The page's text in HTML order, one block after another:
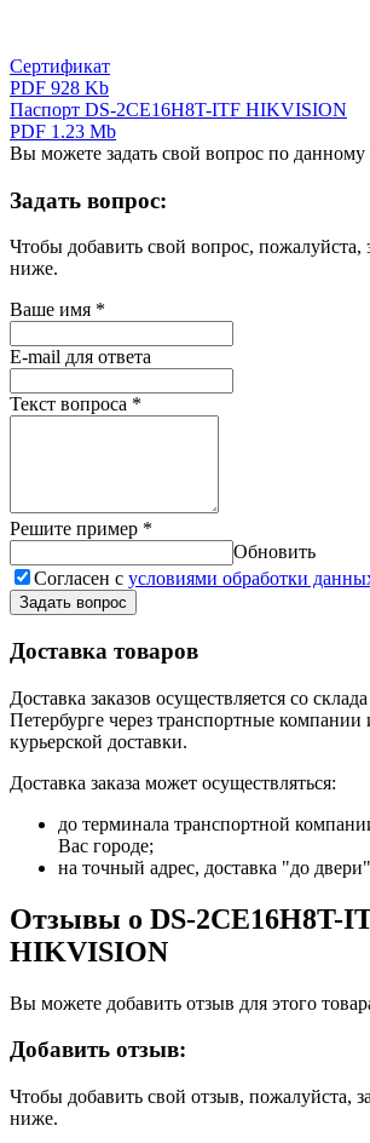
Сертификат
PDF 928 Kb
Паспорт DS-2CE16H8T-ITF HIKVISION
PDF 1.23 Mb
Вы можете задать свой вопрос по данному
Задать вопрос:
Чтобы добавить свой вопрос, пожалуйста,
ниже.
Ваше имя *
E-mail для ответа
Текст вопроса *
Решите пример *
Обновить
Согласен с условиями обработки
Задать вопрос
Доставка товаров
Доставка заказов осуществляется со
Петербурге через транспортные
курьерской доставки.
Доставка заказа может осуществляться:
до терминала транспортной
Вас городе;
на точный адрес, доставка "до
Отзывы о DS-2CE16H8T-
HIKVISION
Вы можете добавить отзыв для этого
Добавить отзыв:
Чтобы добавить свой отзыв, пожалуйста,
ниже.